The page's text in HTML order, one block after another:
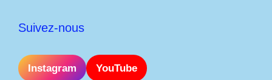
Suivez-nous
Instagram YouTube